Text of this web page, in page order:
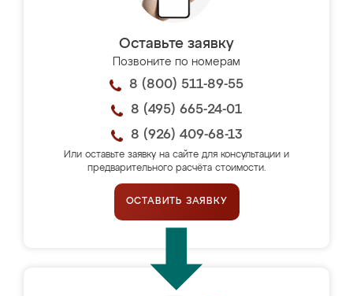
Оставьте заявку
Позвоните по номерам
8 (800) 511-89-55
8 (495) 665-24-01
8 (926) 409-68-13
Или оставьте заявку на сайте для консультации и
предварительного расчёта стоимости.
ОСТАВИТЬ ЗАЯВКУ